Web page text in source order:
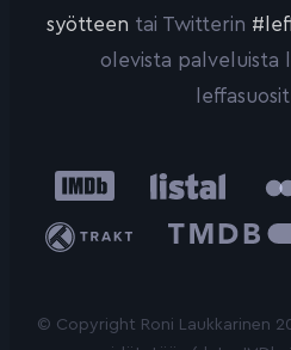
syötteen tai Twitterin
olevista palveluista
IMDb Listal
Trakt
Database
© Copyright Roni Laukkarinen